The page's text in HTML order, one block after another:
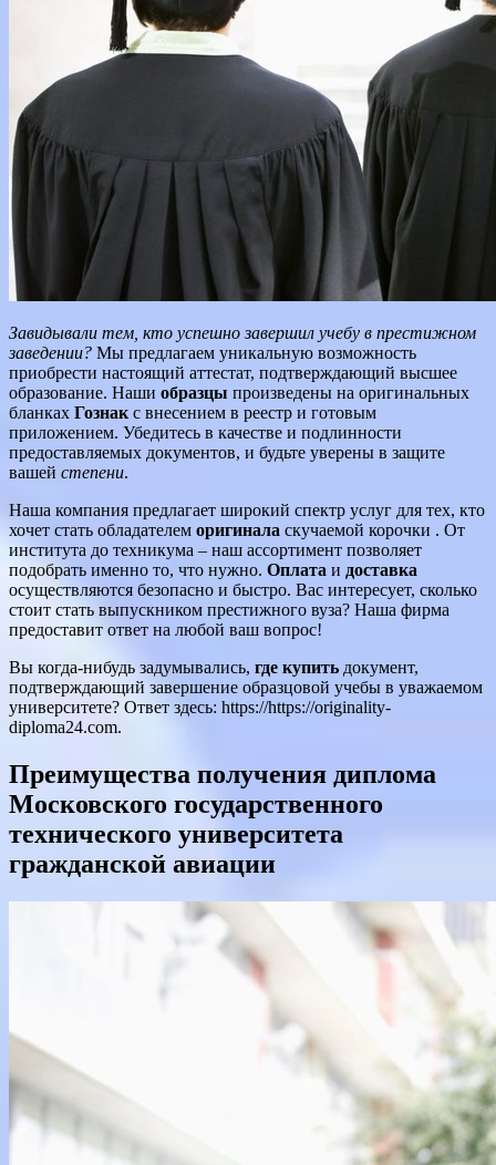
Завидывали тем, кто успешно завершил учебу в престижном
заведении? Мы предлагаем уникальную возможность
приобрести настоящий аттестат, подтверждающий высшее
образование. Наши образцы произведены на оригинальных
бланках Гознакс внесением в реестр и готовым
приложением. Убедитесь в качестве и подлинности
предоставляемых документов, и будьте уверены в защите
вашей степени.
Наша компания предлагает широкий спектр услуг для тех, кто
хочет стать обладателем оригинала скучаемой корочки . От
института до техникума – наш ассортимент позволяет
подобрать именно то, что нужно. Оплата и доставка
осуществляются безопасно и быстро. Вас интересует, сколько
стоит стать выпускником престижного вуза? Наша фирма
предоставит ответ на любой ваш вопрос!
Вы когда-нибудь задумывались, где купить документ,
подтверждающий завершение образцовой учебы в уважаемом
университете? Ответ здесь: https://https://originality-
diploma24.com.
Преимущества получения диплома
Московского государственного
технического университета
гражданской авиации